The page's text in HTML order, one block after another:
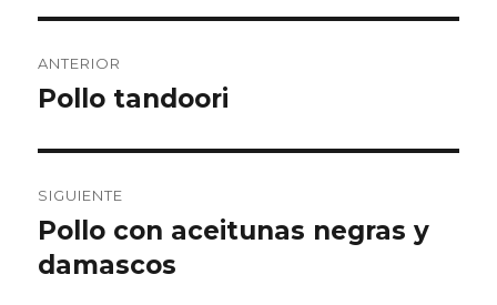
de
ANTERIOR
Entrada
Pollo tandoori
SIGUIENTE
Entrada
siguiente:
Pollo con aceitunas negras y
damascos